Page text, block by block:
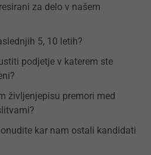
za delo v našem
5, 10 letih?
podjetje v katerem ste
življenjepisu premori med
kar nam ostali kandidati